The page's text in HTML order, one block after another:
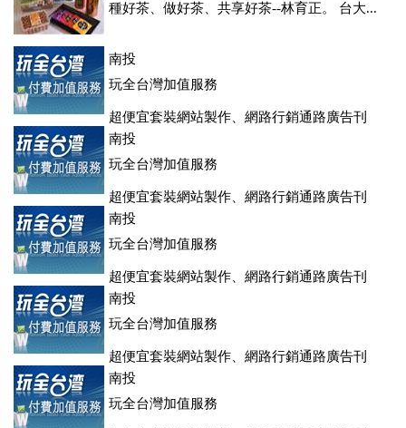
種好茶、做好茶、共享好茶--林育正。 台大...
南投
玩全台灣加值服務
超便宜套裝網站製作、網路行銷通路廣告刊
登、訂房系統、客房委託旅行社銷售，全面優惠中....
南投
玩全台灣加值服務
超便宜套裝網站製作、網路行銷通路廣告刊
登、訂房系統、客房委託旅行社銷售，全面優惠中....
南投
玩全台灣加值服務
超便宜套裝網站製作、網路行銷通路廣告刊
登、訂房系統、客房委託旅行社銷售，全面優惠中....
南投
玩全台灣加值服務
超便宜套裝網站製作、網路行銷通路廣告刊
登、訂房系統、客房委託旅行社銷售，全面優惠中....
南投
玩全台灣加值服務